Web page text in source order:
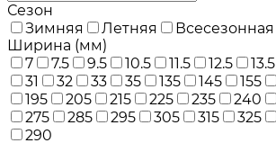
Сезон
Зимняя
Летняя
Всесезонная
Ширина (мм)
7
7.5 9.5 10.5 11.5 12.5 13.5
31
32 33 35 135 145 155
195
205 215 225 235 240
275
285 295 305 315 325
290